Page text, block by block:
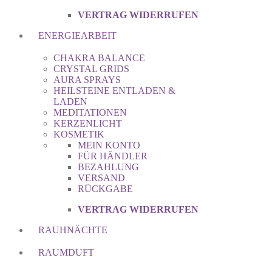
VERTRAG WIDERRUFEN
ENERGIEARBEIT
CHAKRA BALANCE
CRYSTAL GRIDS
AURA SPRAYS
HEILSTEINE ENTLADEN &
LADEN
MEDITATIONEN
KERZENLICHT
KOSMETIK
MEIN KONTO
FÜR HÄNDLER
BEZAHLUNG
VERSAND
RÜCKGABE
VERTRAG WIDERRUFEN
RAUHNÄCHTE
RAUMDUFT